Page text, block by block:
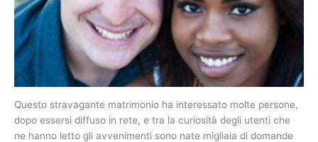
Questo stravagante matrimonio ha interessato molte persone,
dopo essersi diffuso in rete, e tra la curiosità degli utenti che
ne hanno letto gli avvenimenti sono nate migliaia di domande